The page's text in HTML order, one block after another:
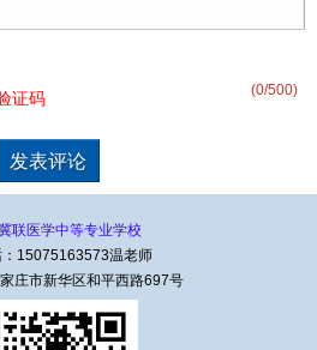
(0/500)
证码
联医学中等专业学校
：15075163573温老师
庄市新华区和平西路697号